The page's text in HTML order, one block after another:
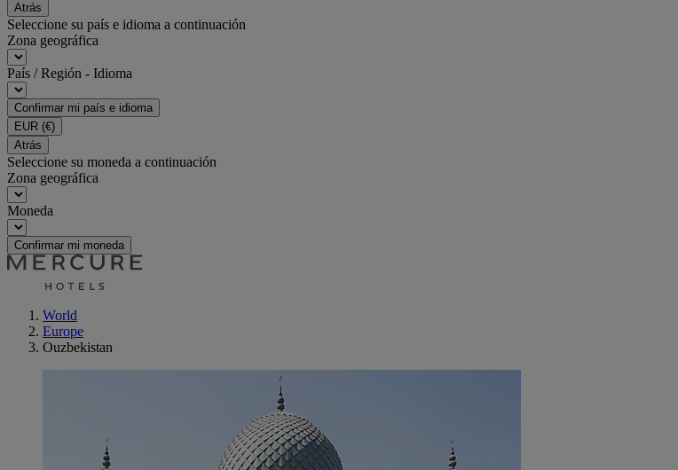
Atrás
Seleccione su país e idioma a continuación
Zona geográfica
País / Región - Idioma
Confirmar mi país e idioma
EUR (€)
Atrás
Seleccione su moneda a continuación
Zona geográfica
Moneda
Confirmar mi moneda
World
Europe
Ouzbekistan